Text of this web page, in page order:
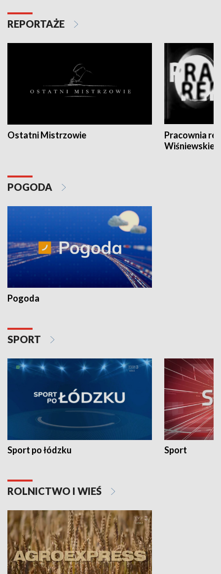
REPORTAŻE
Ostatni Mistrzowie
Pracownia
POGODA
Pogoda
SPORT
Sport po łódzku Sport
ROLNICTWO I WIEŚ